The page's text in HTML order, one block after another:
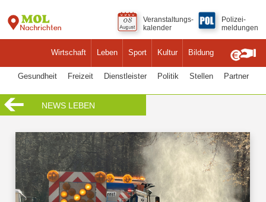
Wirtschaft Leben Sport Kultur Bildung
Veranstaltungs-
kalender
Polizei-
meldungen
Gesundheit Freizeit Dienstleister Politik Stellen Partner
NEWS LEBEN